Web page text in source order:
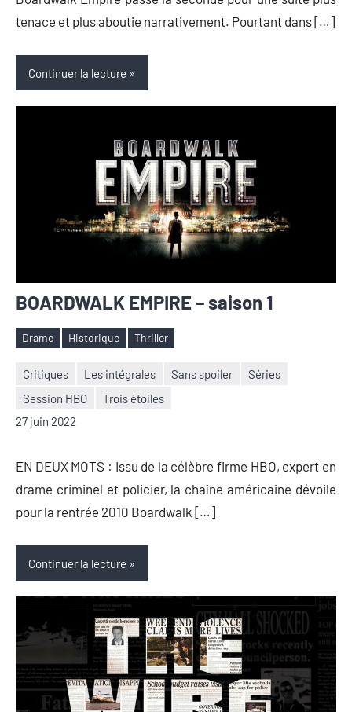
tenace et plus aboutie narrativement. Pourtant dans […]
Continuer la lecture
BOARDWALK EMPIRE – saison 1
Étiquettes
Drame Historique Thriller
Critiques Les intégrales Sans spoiler
Séries
Session HBO
Trois étoiles
27 juin 2022
Nicolas
Auger
Aucun
commentaire
EN DEUX MOTS : Issu de la célèbre firme HBO, expert en
drame criminel et policier, la chaîne américaine dévoile
pour la rentrée 2010 Boardwalk […]
Continuer la lecture